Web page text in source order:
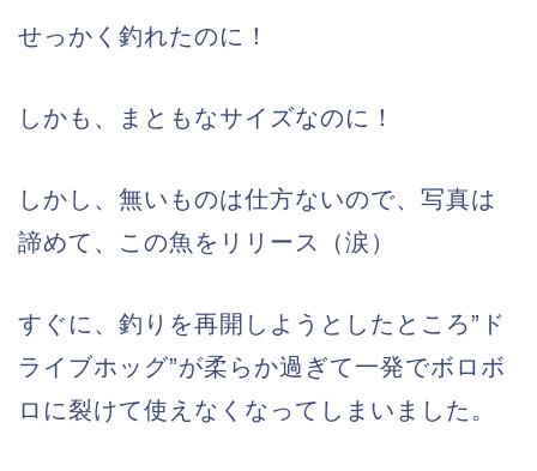
せっかく釣れたのに！
しかも、まともなサイズなのに！
しかし、無いものは仕方ないので、写真は
諦めて、この魚をリリース（涙）
すぐに、釣りを再開しようとしたところ”ド
ライブホッグ”が柔らか過ぎて一発でボロボ
ロに裂けて使えなくなってしまいました。